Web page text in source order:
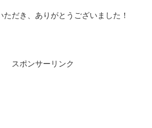
だき、ありがとうございました！
スポンサーリンク